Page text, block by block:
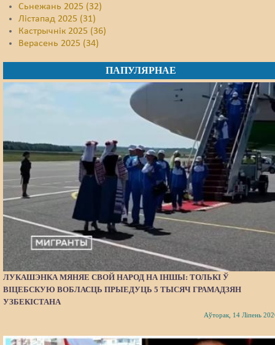
Сьнежань 2025 (32)
Лістапад 2025 (31)
Кастрычнік 2025 (36)
Верасень 2025 (34)
ПАПУЛЯРНАЕ
ЛУКАШЭНКА МЯНЯЕ СВОЙ НАРОД НА ІНШЫ: ТОЛЬКІ Ў
ВІЦЕБСКУЮ ВОБЛАСЦЬ ПРЫЕДУЦЬ 5 ТЫСЯЧ ГРАМАДЗЯН
УЗБЕКІСТАНА
Аўторак, 14 Ліпень